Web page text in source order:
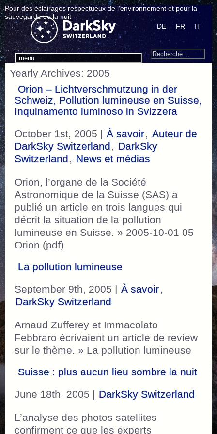
Pour des éclairages respectueux de l’environnement et pour la
sauvegarde de la nuit
menu
DE FR IT
Search
Recherche
Yearly Archives: 2005
Orion – Lichtverschmutzung in der
Schweiz, Pollution lumineuse en Suisse,
Inquinamento luminoso in Svizzera
October 1st, 2005 | À savoir, Auteur de
DarkSky Switzerland , DarkSky
Switzerland , News et médias
Orion, l’organe de la Société
Astronomique de la Suisse (SAS) a
publié un article en trois langues qui
décrit la situation de la pollution
lumineuse en Suisse. » 2005-10-01 05
Orion (pdf)
La pollution lumineuse
September 9th, 2005 | À savoir,
DarkSky Switzerland
Arnaud Zufferey et Immacolato
Febbraro écrivaient un article de review
sur le thème. » La pollution lumineuse
Suisse : plus aucun lieu sombre la nuit
June 18th, 2005 | DarkSky Switzerland
L’analyse des photos satellites
confirment ce que les experts